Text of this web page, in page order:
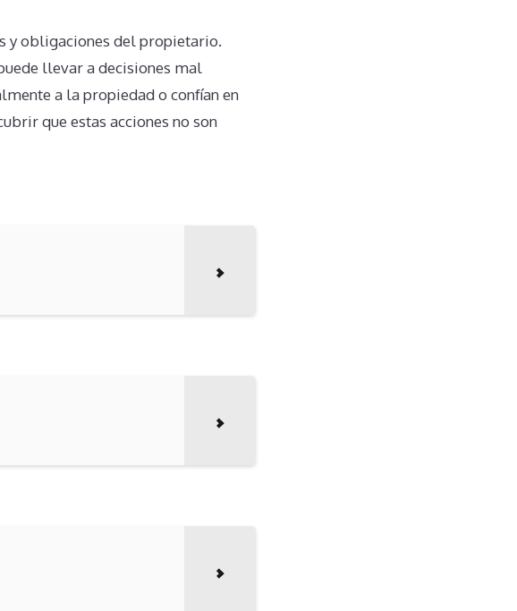
y obligaciones del propietario.
llevar a decisiones mal
a la propiedad o confían en
que estas acciones no son